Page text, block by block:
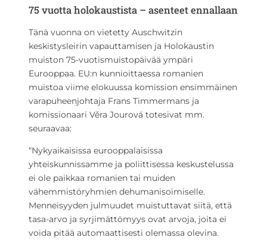
75 vuotta holokaustista – asenteet ennallaan
Tänä vuonna on vietetty Auschwitzin
keskistysleirin vapauttamisen ja Holokaustin
muiston 75-vuotismuistopäivää ympäri
Eurooppaa. EU:n kunnioittaessa romanien
muistoa viime elokuussa komission ensimmäinen
varapuheenjohtaja Frans Timmermans ja
komissionaari Věra Jourová totesivat mm.
seuraavaa:
“Nykyaikaisissa eurooppalaisissa
yhteiskunnissamme ja poliittisessa keskustelussa
ei ole paikkaa romanien tai muiden
vähemmistöryhmien dehumanisoimiselle.
Menneisyyden julmuudet muistuttavat siitä, että
tasa-arvo ja syrjimättömyys ovat arvoja, joita ei
voida pitää automaattisesti olemassa olevina.